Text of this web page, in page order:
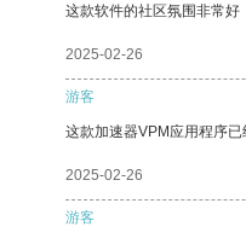
这款软件的社区氛围非常好
2025-02-26
游客
这款加速器VPM应用程序已
2025-02-26
游客